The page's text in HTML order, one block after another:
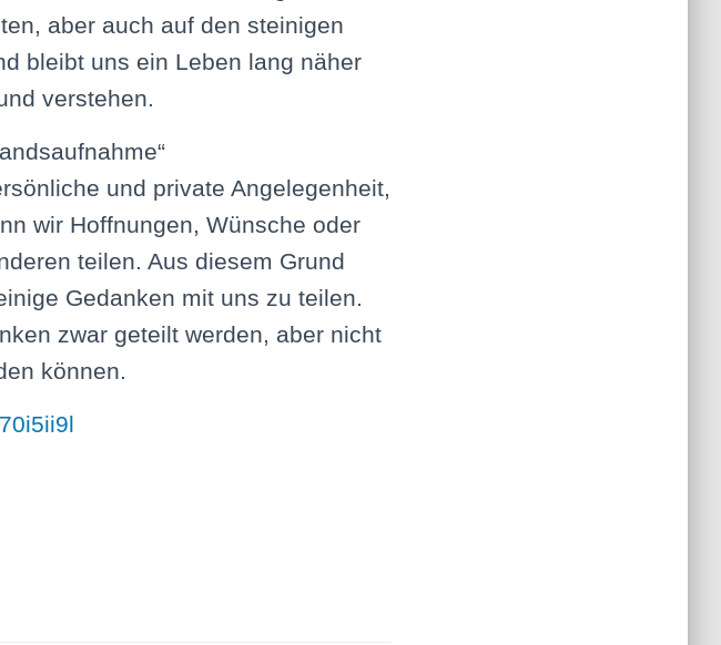
aber auch auf den steinigen
bleibt uns ein Leben lang näher
verstehen.
und private Angelegenheit,
wir Hoffnungen, Wünsche oder
teilen. Aus diesem Grund
Gedanken mit uns zu teilen.
zwar geteilt werden, aber nicht
können.